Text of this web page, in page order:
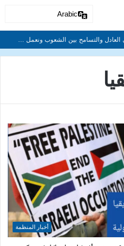
أخبار المنظمة
Arabic